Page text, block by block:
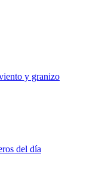
y granizo
del día